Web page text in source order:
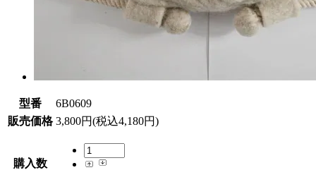
型番
6B0609
販売価格 3,800円(税込4,180円)
購入数